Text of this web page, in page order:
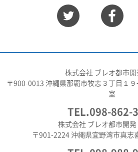
株式会社 ブレオ都市開
〒900-0013 沖縄県那覇市牧志３丁目１
室
TEL.098-862-
株式会社 ブレオ都市開発
〒901-2224 沖縄県宜野湾市真志